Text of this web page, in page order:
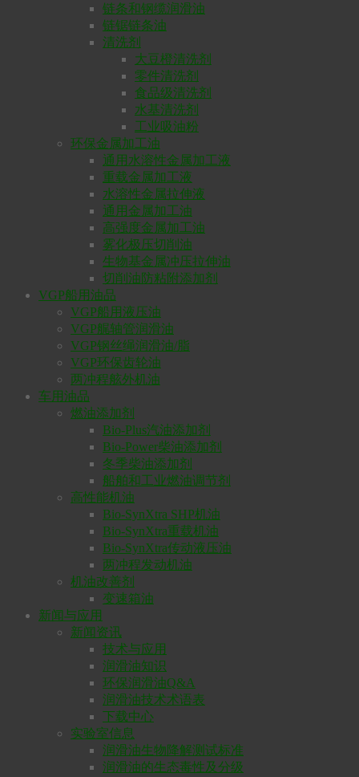
链条和钢缆润滑油
链锯链条油
清洗剂
大豆橙清洗剂
零件清洗剂
食品级清洗剂
水基清洗剂
工业吸油粉
环保金属加工油
通用水溶性金属加工液
重载金属加工液
水溶性金属拉伸液
通用金属加工油
高强度金属加工油
雾化极压切削油
生物基金属冲压拉伸油
切削油防粘附添加剂
VGP船用油品
VGP船用液压油
VGP艉轴管润滑油
VGP钢丝绳润滑油/脂
VGP环保齿轮油
两冲程舷外机油
车用油品
燃油添加剂
Bio-Plus汽油添加剂
Bio-Power柴油添加剂
冬季柴油添加剂
船舶和工业燃油调节剂
高性能机油
Bio-SynXtra SHP机油
Bio-SynXtra重载机油
Bio-SynXtra传动液压油
两冲程发动机油
机油改善剂
变速箱油
新闻与应用
新闻资讯
技术与应用
润滑油知识
环保润滑油Q&A
润滑油技术术语表
下载中心
实验室信息
润滑油生物降解测试标准
润滑油的生态毒性及分级